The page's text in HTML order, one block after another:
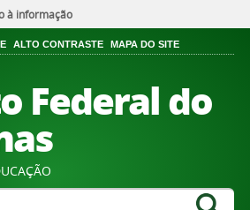
à informação
ALTO CONTRASTE MAPA DO SITE
Federal do